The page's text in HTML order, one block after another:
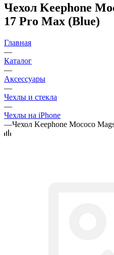
Чехол Keephone
17 Pro Max (Blue)
Главная
—
Каталог
—
Аксессуары
—
Чехлы и стекла
—
Чехлы на iPhone
—Чехол Keephone Mococo